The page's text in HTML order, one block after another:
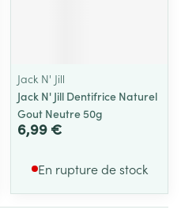
Jack N' Jill
Jack N' Jill Dentifrice Naturel
Gout Neutre 50g
6,99 €
En rupture de stock